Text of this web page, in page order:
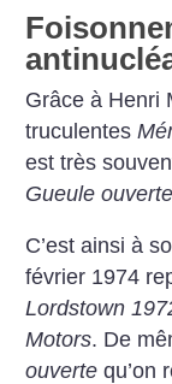
Grâce à Henri
truculentes
est très
Gueule ouverte
C’est ainsi à
février 1974
Lordstown
Motors. De
ouverte qu’on